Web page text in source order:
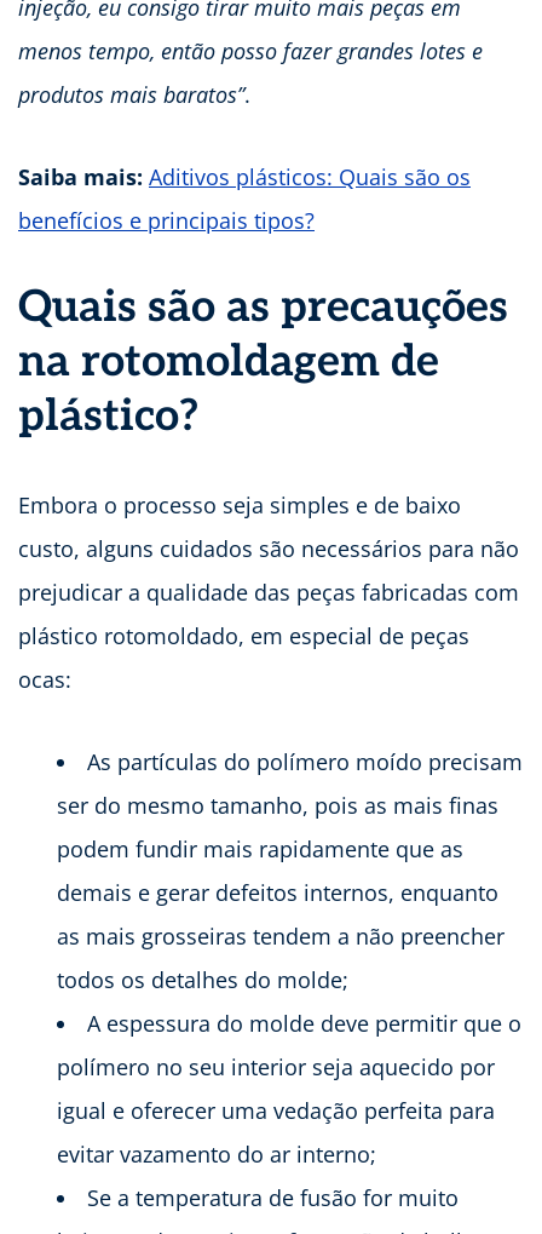
injeção, eu consigo tirar muito mais peças em
menos tempo, então posso fazer grandes lotes e
produtos mais baratos”.
Saiba mais: Aditivos plásticos: Quais são os
benefícios e principais tipos?
Quais são as precauções
na rotomoldagem de
plástico?
Embora o processo seja simples e de baixo
custo, alguns cuidados são necessários para não
prejudicar a qualidade das peças fabricadas com
plástico rotomoldado, em especial de peças
ocas:
As partículas do polímero moído precisam
ser do mesmo tamanho, pois as mais finas
podem fundir mais rapidamente que as
demais e gerar defeitos internos, enquanto
as mais grosseiras tendem a não preencher
todos os detalhes do molde;
A espessura do molde deve permitir que o
polímero no seu interior seja aquecido por
igual e oferecer uma vedação perfeita para
evitar vazamento do ar interno;
Se a temperatura de fusão for muito